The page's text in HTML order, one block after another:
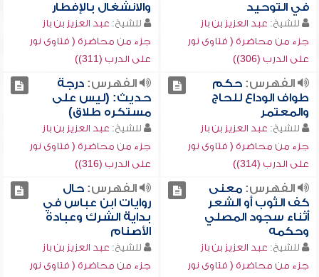
في التوحيد
للشيخ: عبد العزيز بن باز
جزء من محاضرة ( فتاوى نور
على الدرب (306))
والانشغال بالإفطار
للشيخ: عبد العزيز بن باز
جزء من محاضرة ( فتاوى نور
على الدرب (311))
الفهرس:حكم
طواف الوداع للحاج
والمعتمر
للشيخ: عبد العزيز بن باز
جزء من محاضرة ( فتاوى نور
على الدرب (314))
الفهرس:درجة
حديث: (ليس على
مستكره طلاق)
للشيخ: عبد العزيز بن باز
جزء من محاضرة ( فتاوى نور
على الدرب (316))
الفهرس:معنى
كف الثوب أو الشعر
أثناء سجود المصلي
وحكمه
للشيخ: عبد العزيز بن باز
جزء من محاضرة ( فتاوى نور
الفهرس:حال
روايات ابن عباس في
بداية الشرك وعبادة
الأصنام
للشيخ: عبد العزيز بن باز
جزء من محاضرة ( فتاوى نور